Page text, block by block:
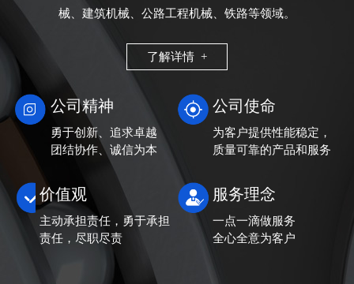
械、建筑机械、公路工程机械、铁路等领域。
了解详情 +
公司精神
勇于创新、追求卓越
团结协作、诚信为本
公司使命
为客户提供性能稳定，
质量可靠的产品和服务
价值观
主动承担责任，勇于承担
责任，尽职尽责
服务理念
一点一滴做服务
全心全意为客户